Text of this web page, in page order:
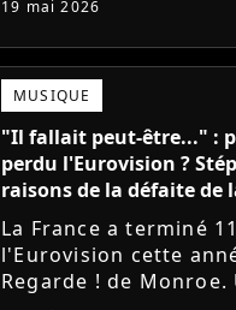
quatre...
19 mai 2026
MUSIQUE
"Il fallait peut-être..." :
perdu l'Eurovision ?
raisons de la défaite de
La France a terminé
l'Eurovision cette
Regarde ! de